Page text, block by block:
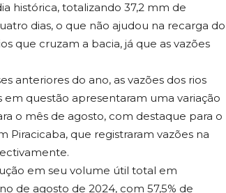
histórica, totalizando 37,2 mm de
dias, o que não ajudou na recarga do
que cruzam a bacia, já que as vazões
anteriores do ano, as vazões dos rios
questão apresentaram uma variação
o mês de agosto, com destaque para o
Piracicaba, que registraram vazões na
em seu volume útil total em
de agosto de 2024, com 57,5% de